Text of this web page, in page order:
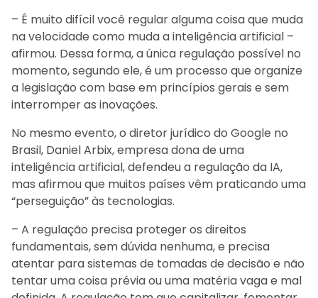
– É muito difícil você regular alguma coisa que muda
na velocidade como muda a inteligência artificial –
afirmou. Dessa forma, a única regulação possível no
momento, segundo ele, é um processo que organize
a legislação com base em princípios gerais e sem
interromper as inovações.
No mesmo evento, o diretor jurídico do Google no
Brasil, Daniel Arbix, empresa dona de uma
inteligência artificial, defendeu a regulação da IA,
mas afirmou que muitos países vêm praticando uma
“perseguição” às tecnologias.
– A regulação precisa proteger os direitos
fundamentais, sem dúvida nenhuma, e precisa
atentar para sistemas de tomadas de decisão e não
tentar uma coisa prévia ou uma matéria vaga e mal